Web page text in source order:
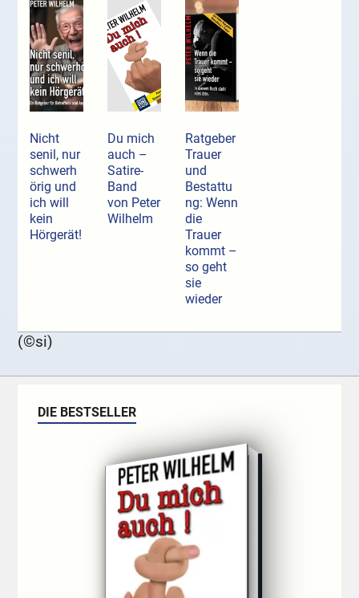
Nicht
senil, nur
schwerh
örig und
ich will
kein
Hörgerät!
Du mich
auch –
Satire-
Band
von Peter
Wilhelm
Ratgeber
Trauer
und
Bestattu
ng: Wenn
die
Trauer
kommt –
so geht
sie
wieder
(©si)
DIE BESTSELLER